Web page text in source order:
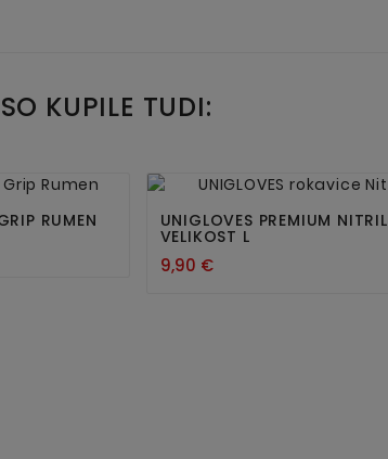
KUPILE TUDI:
RUMEN
 
UNIGLOVES PREMIUM NITRIL
VELIKOST L
9,90 €